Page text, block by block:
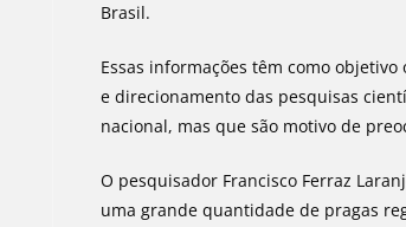
Brasil.
Essas informações têm como
e direcionamento das pesquisas
nacional, mas que são motivo de
O pesquisador Francisco Ferraz
uma grande quantidade de pragas